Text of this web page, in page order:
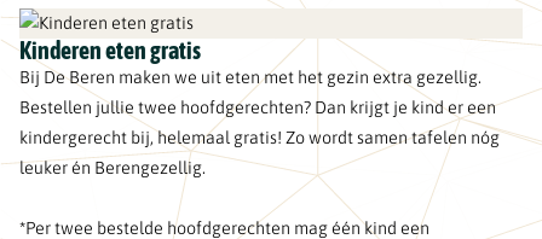
Kinderen eten gratis
Bij De Beren maken we uit eten met het gezin extra gezellig.
Bestellen jullie twee hoofdgerechten? Dan krijgt je kind er een
kindergerecht bij, helemaal gratis! Zo wordt samen tafelen nóg
leuker én Berengezellig.
*Per twee bestelde hoofdgerechten mag één kind een